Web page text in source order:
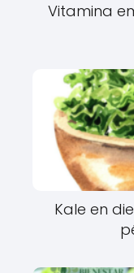
Vitamina
Kale en